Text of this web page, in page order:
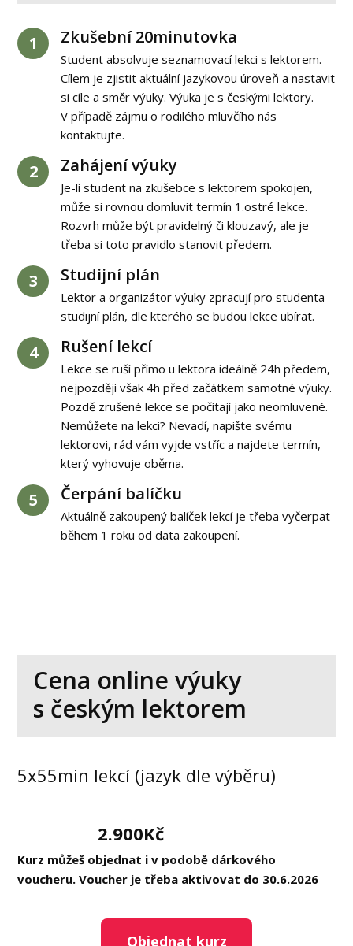
1 Zkušební 20minutovka
Student absolvuje seznamovací lekci s lektorem.
Cílem je zjistit aktuální jazykovou úroveň a nastavit
si cíle a směr výuky. Výuka je s českými lektory.
V případě zájmu o rodilého mluvčího nás
kontaktujte.
2 Zahájení výuky
Je-li student na zkušebce s lektorem spokojen,
může si rovnou domluvit termín 1.ostré lekce.
Rozvrh může být pravidelný či klouzavý, ale je
třeba si toto pravidlo stanovit předem.
3 Studijní plán
Lektor a organizátor výuky zpracují pro studenta
studijní plán, dle kterého se budou lekce ubírat.
4 Rušení lekcí
Lekce se ruší přímo u lektora ideálně 24h předem,
nejpozději však 4h před začátkem samotné výuky.
Pozdě zrušené lekce se počítají jako neomluvené.
Nemůžete na lekci? Nevadí, napište svému
lektorovi, rád vám vyjde vstříc a najdete termín,
který vyhovuje oběma.
5 Čerpání balíčku
Aktuálně zakoupený balíček lekcí je třeba vyčerpat
během 1 roku od data zakoupení.
Cena online výuky
s českým lektorem
5x55min lekcí (jazyk dle výběru)
2.900Kč
Kurz můžeš objednat i v podobě dárkového
voucheru. Voucher je třeba aktivovat do 30.6.2026
Objednat kurz